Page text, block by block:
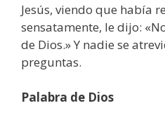
Jesús, viendo que había
sensatamente, le dijo:
de Dios.» Y nadie se
preguntas.
Palabra de Dios